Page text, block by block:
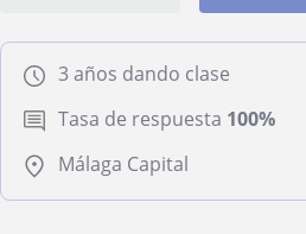
3 años dando clase
Tasa de respuesta 100%
Málaga Capital